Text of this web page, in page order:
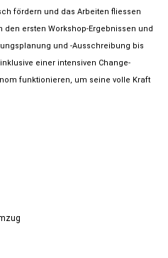
fördern und das Arbeiten fliessen
den ersten Workshop-Ergebnissen und
und -Ausschreibung bis
einer intensiven Change-
funktionieren, um seine volle Kraft